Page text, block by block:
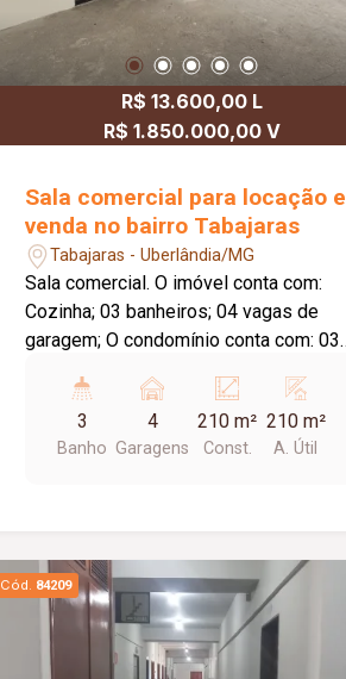
ainda um mezanino de
aproximadamente 25 m², ideal para
escritório, estoque, recepção ou
ambiente adicional, conforme a
necessidade.
R$ 13.600,00 L
R$ 1.850.000,00 V
Sala comercial para locação e
venda no bairro Tabajaras
Tabajaras - Uberlândia/MG
Sala comercial. O imóvel conta com:
Cozinha; 03 banheiros; 04 vagas de
garagem; O condomínio conta com: 03
comercial.
3
Banho
4
Garagens
210 m²
Const.
210 m²
A. Útil
Cód. 84209